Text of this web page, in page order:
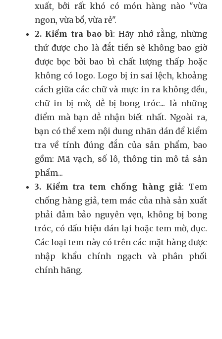
xuất, bởi rất khó có món hàng nào "vừa
ngon, vừa bổ, vừa rẻ".
2. Kiểm tra bao bì: Hãy nhớ rằng, những
thứ được cho là đắt tiền sẽ không bao giờ
được bọc bởi bao bì chất lượng thấp hoặc
không có logo. Logo bị in sai lệch, khoảng
cách giữa các chữ và mực in ra không đều,
chữ in bị mờ, dễ bị bong tróc... là những
điểm mà bạn dễ nhận biết nhất. Ngoài ra,
bạn có thể xem nội dung nhãn dán để kiểm
tra về tính đúng đắn của sản phẩm, bao
gồm: Mã vạch, số lô, thông tin mô tả sản
phẩm...
3. Kiểm tra tem chống hàng giả: Tem
chống hàng giả, tem mác của nhà sản xuất
phải đảm bảo nguyên vẹn, không bị bong
tróc, có dấu hiệu dán lại hoặc tem mờ, đục.
Các loại tem này có trên các mặt hàng được
nhập khẩu chính ngạch và phân phối
chính hãng.